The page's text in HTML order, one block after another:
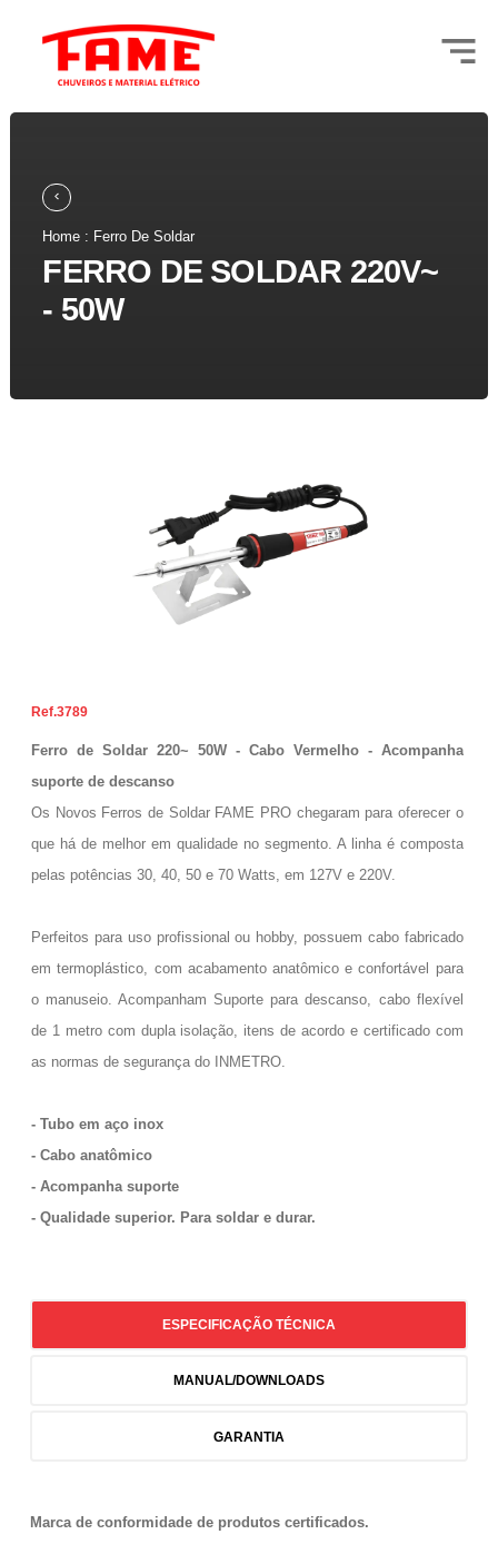
Home : Ferro De Soldar
FERRO DE SOLDAR 220V~
- 50W
3789
Ferro de Soldar 220~ 50W - Cabo Vermelho - Acompanha
suporte de descanso
Os Novos Ferros de Soldar FAME PRO chegaram para oferecer o
que há de melhor em qualidade no segmento. A linha é composta
pelas potências 30, 40, 50 e 70 Watts, em 127V e 220V.
Perfeitos para uso profissional ou hobby, possuem cabo fabricado
em termoplástico, com acabamento anatômico e confortável para
o manuseio. Acompanham Suporte para descanso, cabo flexível
de 1 metro com dupla isolação, itens de acordo e certificado com
as normas de segurança do INMETRO.
- Tubo em aço inox
- Cabo anatômico
- Acompanha suporte
- Qualidade superior. Para soldar e durar.
ESPECIFICAÇÃO TÉCNICA
MANUAL/DOWNLOADS
GARANTIA
Marca de conformidade de produtos certificados.